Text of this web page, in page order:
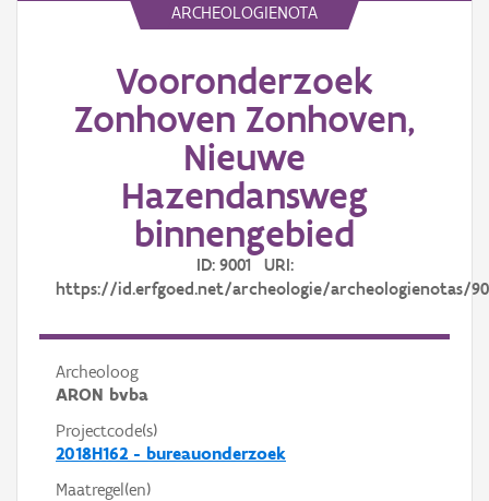
ARCHEOLOGIENOTA
Vooronderzoek
Zonhoven Zonhoven,
Nieuwe
Hazendansweg
binnengebied
ID: 9001 URI:
https://id.erfgoed.net/archeologie/archeologienotas/
Archeoloog
ARON bvba
Projectcode(s)
2018H162 - bureauonderzoek
Maatregel(en)